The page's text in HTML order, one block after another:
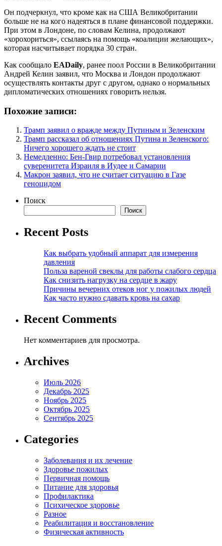
Он подчеркнул, что кроме как на США Великобритании
больше не на кого надеяться в плане финансовой поддержки.
При этом в Лондоне, по словам Келина, продолжают
«хорохориться», ссылаясь на помощь «коалиции желающих»,
которая насчитывает порядка 30 стран.
Как сообщало EADaily, ранее поол России в Великобритании
Андрей Келин заявил, что Москва и Лондон продолжают
осуществлять контакты друг с другом, однако о нормальных
дипломатических отношениях говорить нельзя.
Похожие записи:
Трамп заявил о вражде между Путиным и Зеленским
Трамп рассказал об отношениях Путина и Зеленского:
Ничего хорошего ждать не стоит
Немедленно: Бен-Гвир потребовал установления
суверенитета Израиля в Иудее и Самарии
Макрон заявил, что не считает ситуацию в Газе
геноцидом
Поиск
Поиск
Recent Posts
Как выбрать удобный аппарат для измерения
давления
Польза вареной свеклы для работы слабого сердца
Как снизить нагрузку на сердце в жару
Причины вечерних отеков ног у пожилых людей
Как часто нужно сдавать кровь на сахар
Recent Comments
Нет комментариев для просмотра.
Archives
Июль 2026
Декабрь 2025
Ноябрь 2025
Октябрь 2025
Сентябрь 2025
Categories
Заболевания и их лечение
Здоровье пожилых
Первичная помощь
Питание для здоровья
Профилактика
Психическое здоровье
Разное
Реабилитация и восстановление
Физическая активность